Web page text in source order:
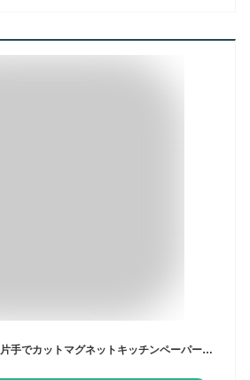
[特典付き] 【 山崎実業 片手でカットマグネットキッチンペーパーホルダー タワー 】 tower 片手 簡単 切れる キッチン 台所 収納 ツール 雑貨 調理器具 磁石 冷蔵庫 キッチン雑貨 省スペース おしゃれ 4941 4942 ホワイト ブラック モノトーン 公式